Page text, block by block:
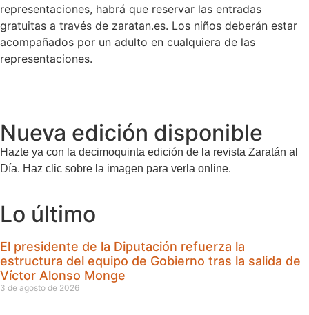
representaciones, habrá que reservar las entradas
gratuitas a través de zaratan.es. Los niños deberán estar
acompañados por un adulto en cualquiera de las
representaciones.
Nueva edición disponible
Hazte ya con la decimoquinta edición de la revista Zaratán al
Día. Haz clic sobre la imagen para verla online.
Lo último
El presidente de la Diputación refuerza la
estructura del equipo de Gobierno tras la salida de
Víctor Alonso Monge
3 de agosto de 2026